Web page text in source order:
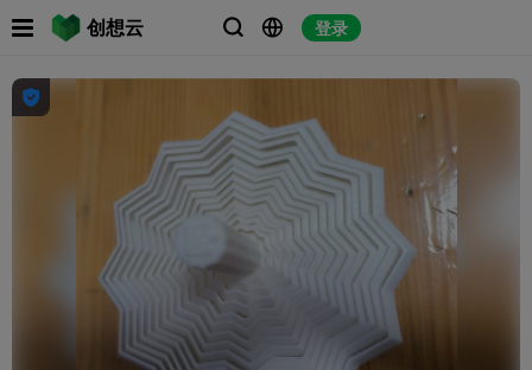
创想云   登录
 
